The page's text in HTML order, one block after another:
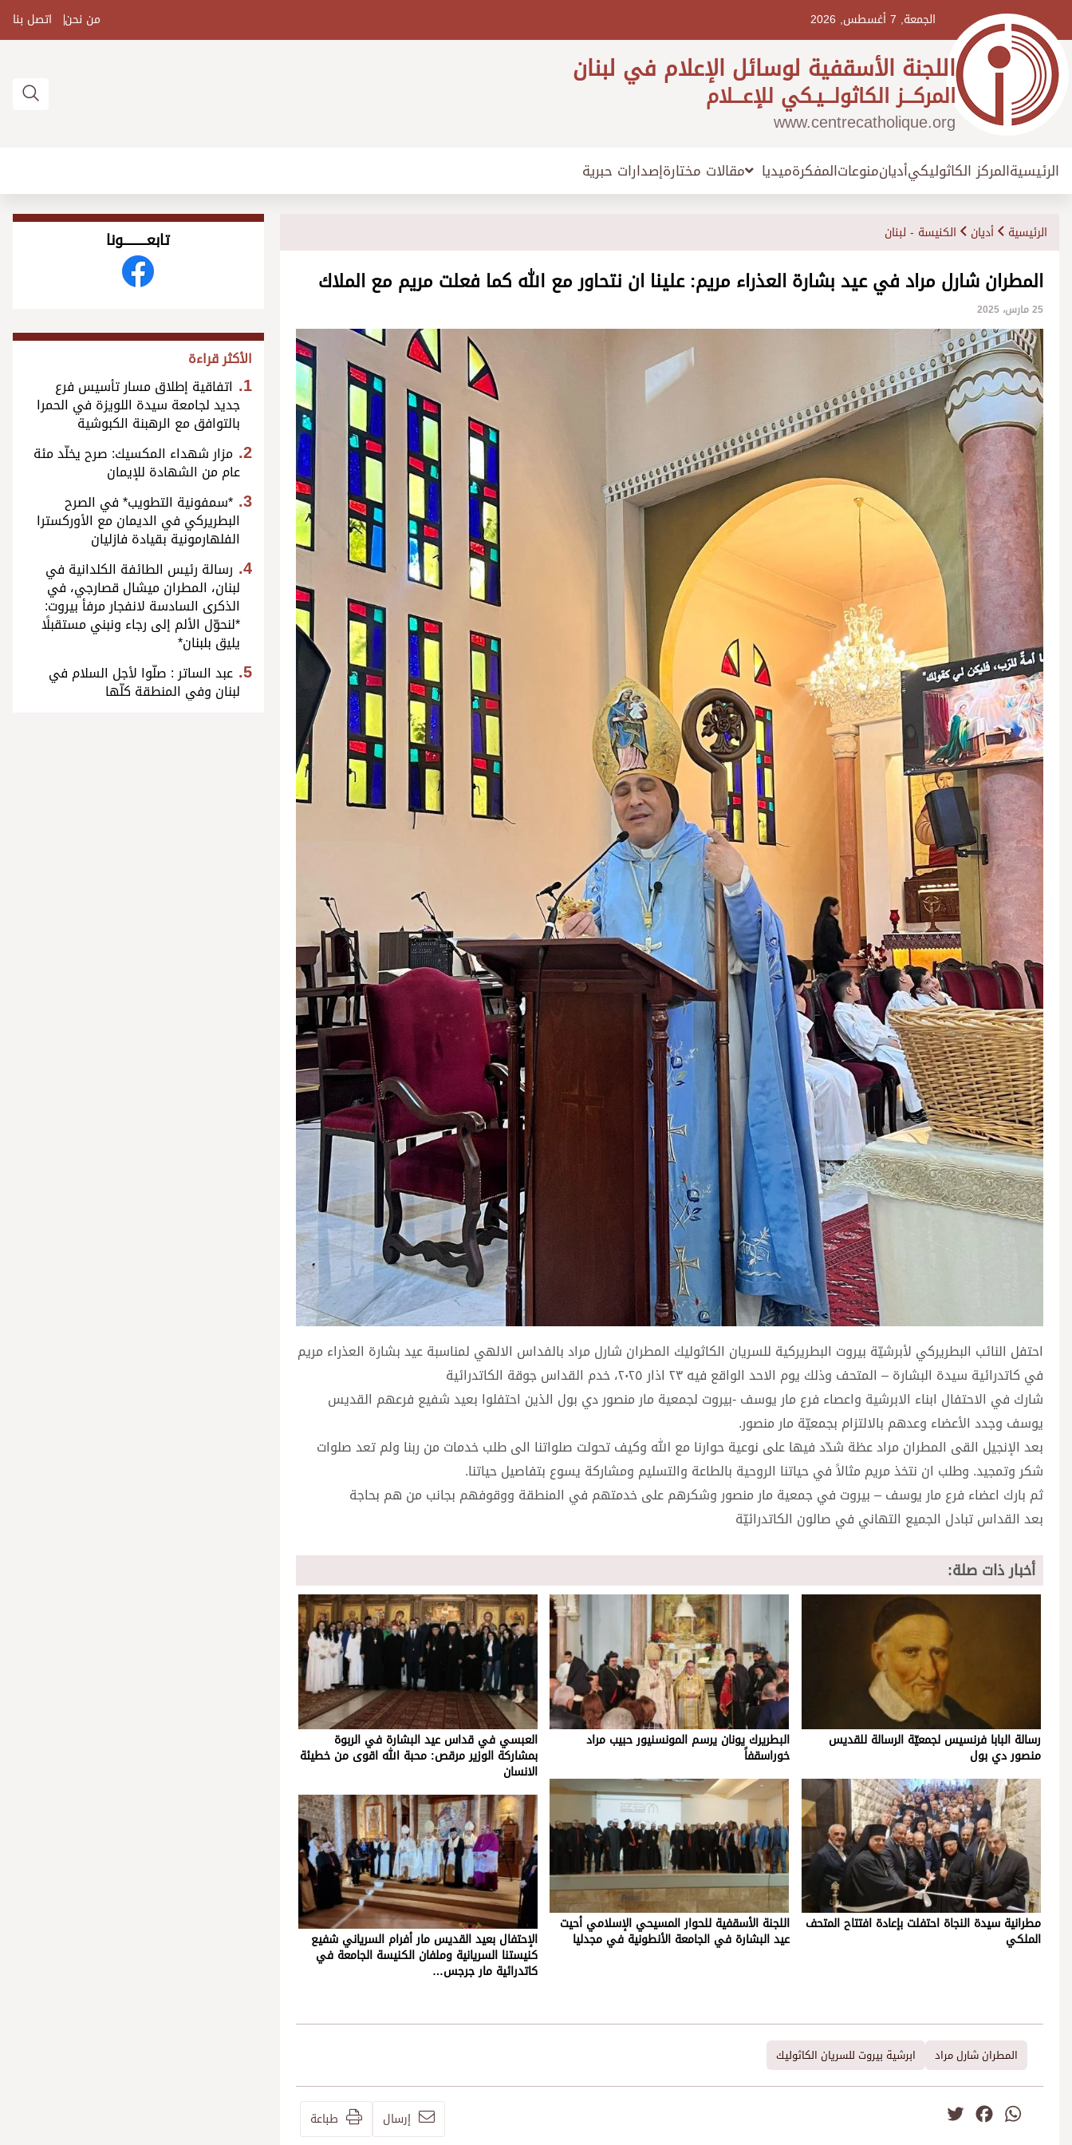
الجمعة, 7 أغسطس, 2026 من نحن اتصل بنا
اللجنة الأسقفية لوسائل الإعلام في لبنان
المركـــز الكاثولـــيـكي للإعـــلام
www.centrecatholique.org
الرئيسيةالمركز الكاثوليكيأديانمنوعاتالمفكرةميديا مقالات مختارةإصدارات حبرية
الرئيسية أديان الكنيسة - لبنان
المطران شارل مراد في عيد بشارة العذراء مريم: علينا ان نتحاور مع الله كما فعلت مريم مع الملاك
25 مارس، 2025
احتفل النائب البطريركي لأبرشيّة بيروت البطريركية للسريان الكاثوليك المطران شارل مراد بالفداس الالهي لمناسبة عيد بشارة العذراء مريم
في كاتدرائية سيدة البشارة – المتحف وذلك يوم الاحد الواقع فيه ٢٣ اذار ٢٠٢٥، خدم القداس جوقة الكاتدرائية
شارك في الاحتفال ابناء الابرشية واعصاء فرع مار يوسف -بيروت لجمعية مار منصور دي بول الذين احتفلوا بعيد شفيع فرعهم القديس
يوسف وجدد الأعضاء وعدهم بالالتزام بجمعيّة مار منصور.
بعد الإنجيل القى المطران مراد عظة شدّد فيها على نوعية حوارنا مع الله وكيف تحولت صلواتنا الى طلب خدمات من ربنا ولم تعد صلوات
شكر وتمجيد. وطلب ان نتخذ مريم مثالاً في حياتنا الروحية بالطاعة والتسليم ومشاركة يسوع بتفاصيل حياتنا.
ثم بارك اعضاء فرع مار يوسف – بيروت في جمعية مار منصور وشكرهم على خدمتهم في المنطقة ووقوفهم بجانب من هم بحاجة
بعد القداس تبادل الجميع التهاني في صالون الكاتدرائيّة
أخبار ذات صلة:
رسالة البابا فرنسيس لجمعيّة الرسالة للقديس
منصور دي بول
مطرانية سيدة النجاة احتفلت بإعادة افتتاح المتحف
الملكي
البطريرك يونان يرسم المونسنيور حبيب مراد
خوراسقفاً
اللجنة الأسقفية للحوار المسيحي الإسلامي أحيت
عيد البشارة في الجامعة الأنطونية في مجدليا
العبسي في قداس عيد البشارة في الربوة
بمشاركة الوزير مرقص: محبة الله اقوى من خطيئة
الانسان
الإحتفال بعيد القديس مار أفرام السرياني شفيع
كنيستنا السريانية وملفان الكنيسة الجامعة في
كاتدرائية مار جرجس…
المطران شارل مراد ابرشية بيروت للسريان الكاثوليك
WhatsApp
Facebook إرسال طباعة
تابعــــــــــونا
الأكثر قراءة
اتفاقية إطلاق مسار تأسيس فرع
جديد لجامعة سيدة اللويزة في الحمرا
بالتوافق مع الرهبنة الكبوشية
مزار شهداء المكسيك: صرح يخلّد مئة
عام من الشهادة للإيمان
*سمفونية التطويب* في الصرح
البطريركي في الديمان مع الأوركسترا
الفلهارمونية بقيادة فازليان
رسالة رئيس الطائفة الكلدانية في
لبنان، المطران ميشال قصارجي، في
الذكرى السادسة لانفجار مرفأ بيروت:
*لنحوّل الألم إلى رجاء ونبني مستقبلًا
يليق بلبنان*
عبد الساتر : صلّوا لأجل السلام في
لبنان وفي المنطقة كلّها